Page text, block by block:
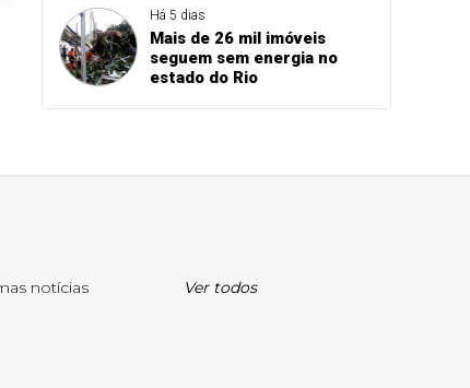
Há 5 dias
Mais de 26 mil imóveis
seguem sem energia no
estado do Rio
notícias Ver todos